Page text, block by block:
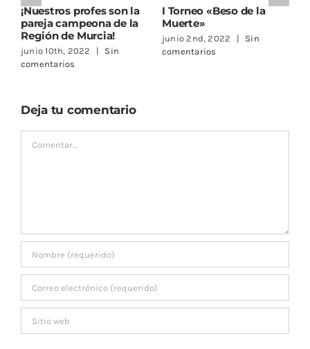
¡Sigue la Escuela de
Primavera Duochess!
abril 20th, 2022 | Sin
comentarios
¡Bienvenidos a la nueva
web de Duochess!
junio 16th, 2023 |
Sin
comentarios